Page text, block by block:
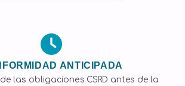
ANTICIPADA
las obligaciones CSRD antes de la